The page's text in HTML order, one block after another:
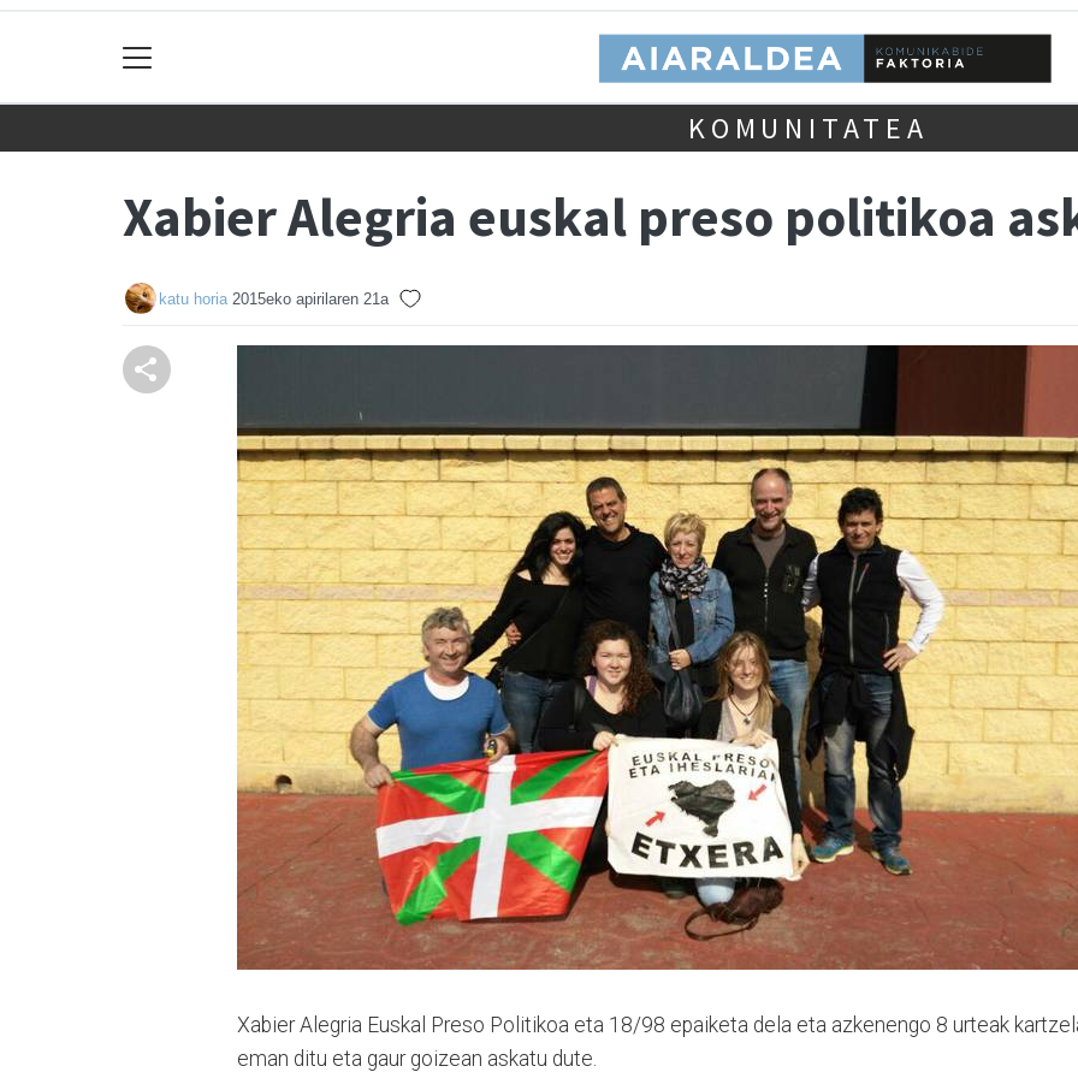
KOMUNITATEA
Xabier Alegria euskal preso politikoa
katu horia 2015eko apirilaren 21a
Xabier Alegria Euskal Preso Politikoa eta 18/98 epaiketa dela eta azkenengo 8 urteak
eman ditu eta gaur goizean askatu dute.